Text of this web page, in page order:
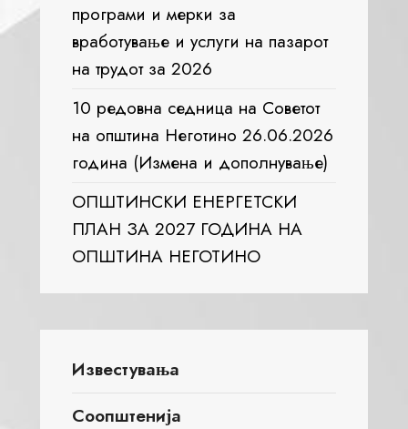
програми и мерки за
вработување и услуги на пазарот
на трудот за 2026
10 редовна седница на Советот
на општина Неготино 26.06.2026
година (Измена и дополнување)
ОПШТИНСКИ ЕНЕРГЕТСКИ
ПЛАН ЗА 2027 ГОДИНА НА
ОПШТИНА НЕГОТИНО
Известувања
Соопштенија